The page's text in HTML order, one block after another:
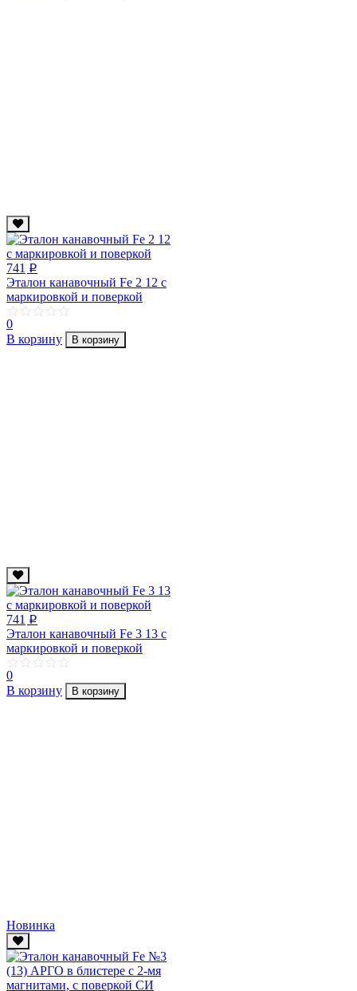
741 p
Эталон канавочный Fe 2 12 с
маркировкой и поверкой
0
В корзину
В корзину
741 p
Эталон канавочный Fe 3 13 с
маркировкой и поверкой
0
В корзину
В корзину
Новинка